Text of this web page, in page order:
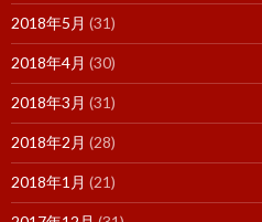
2018年5月 (31)
2018年4月 (30)
2018年3月 (31)
2018年2月 (28)
2018年1月 (21)